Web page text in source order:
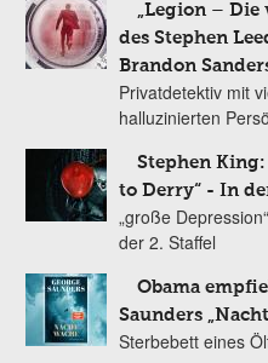
„Legion – Die
des Stephen
Brandon
Privatdetektiv mit
halluzinierten
Stephen King:
to Derry“ - In
„große
der 2. Staffel
Obama
Saunders
Sterbebett eines